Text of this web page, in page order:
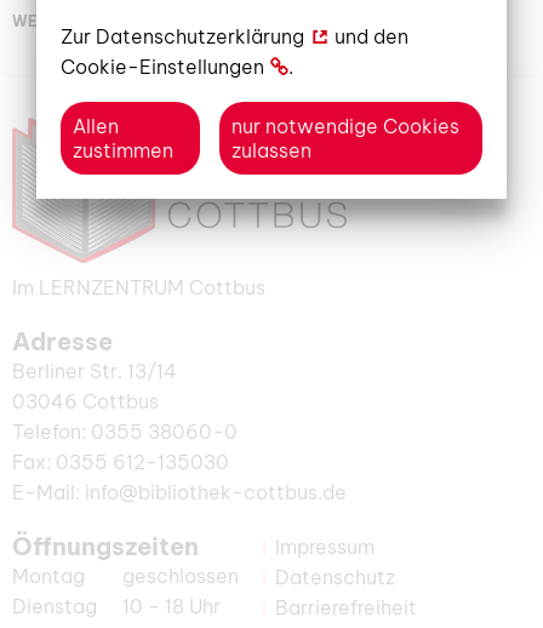
WEITERLESEN
Im LERNZENTRUM Cottbus
Adresse
Berliner Str. 13/14
03046 Cottbus
Telefon: 0355 38060-0
Fax: 0355 612-135030
E-Mail: info@bibliothek-cottbus.de
Öffnungszeiten
Montag
geschlossen
Dienstag
10 - 18 Uhr
Impressum
Datenschutz
Barrierefreiheit
Zur Datenschutzerklärung
und den
Cookie-Einstellungen
.
Allen
zustimmen
nur notwendige Cookies
zulassen